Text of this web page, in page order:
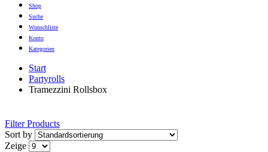
Shop
Suche
Wunschliste
Konto
Kategorien
Start
Partyrolls
Tramezzini Rollsbox
Filter Products
Sort by
Zeige